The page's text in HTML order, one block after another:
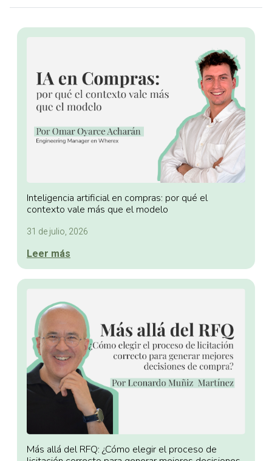
Inteligencia artificial en compras: por qué el
contexto vale más que el modelo
31 de julio, 2026
Leer más
Más allá del RFQ: ¿Cómo elegir el proceso de